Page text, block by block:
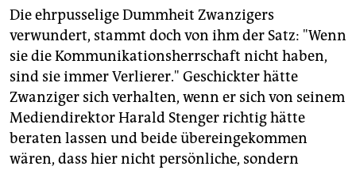
Die ehrpusselige Dummheit Zwanzigers
verwundert, stammt doch von ihm der Satz: "Wenn
sie die Kommunikationsherrschaft nicht haben,
sind sie immer Verlierer." Geschickter hätte
Zwanziger sich verhalten, wenn er sich von seinem
Mediendirektor Harald Stenger richtig hätte
beraten lassen und beide übereingekommen
wären, dass hier nicht persönliche, sondern